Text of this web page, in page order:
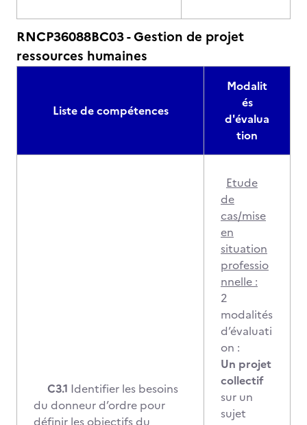
RNCP36088BC03 - Gestion de projet
ressources humaines
Liste de compétences
Modalit
és
d'évalua
tion
C3.1 Identifier les besoins
du donneur d’ordre pour
définir les objectifs du
Etude
de
cas/mise
en
situation
professio
nnelle :
2
modalités
d’évaluati
on :
Un projet
collectif
sur un
sujet